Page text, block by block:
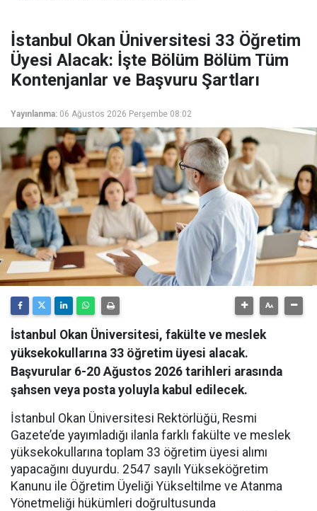
İstanbul Okan Üniversitesi 33 Öğretim
Üyesi Alacak: İşte Bölüm Bölüm Tüm
Kontenjanlar ve Başvuru Şartları
Yayınlanma: 06 Ağustos 2026 Perşembe 08:02
İstanbul Okan Üniversitesi, fakülte ve meslek
yüksekokullarına 33 öğretim üyesi alacak.
Başvurular 6-20 Ağustos 2026 tarihleri arasında
şahsen veya posta yoluyla kabul edilecek.
İstanbul Okan Üniversitesi Rektörlüğü, Resmi
Gazete’de yayımladığı ilanla farklı fakülte ve meslek
yüksekokullarına toplam 33 öğretim üyesi alımı
yapacağını duyurdu. 2547 sayılı Yükseköğretim
Kanunu ile Öğretim Üyeliği Yükseltilme ve Atanma
Yönetmeliği hükümleri doğrultusunda